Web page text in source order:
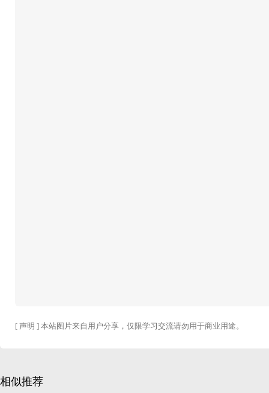
[ 声明 ] 本站图片来自用户分享，仅限学习交流请勿用于商业用途。
相似推荐